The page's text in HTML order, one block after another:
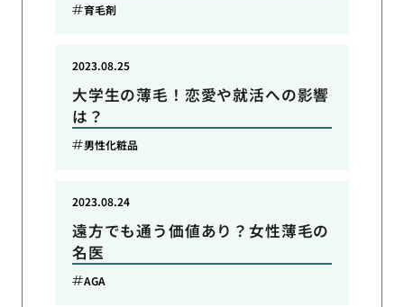
育毛剤
大学生の薄毛！恋愛や就活への影響
は？
2023.08.25
男性化粧品
遠方でも通う価値あり？女性薄毛の
名医
2023.08.24
AGA